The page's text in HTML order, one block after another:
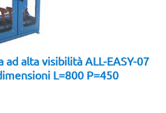
alta visibilità ALL-EASY-07
L=800 P=450